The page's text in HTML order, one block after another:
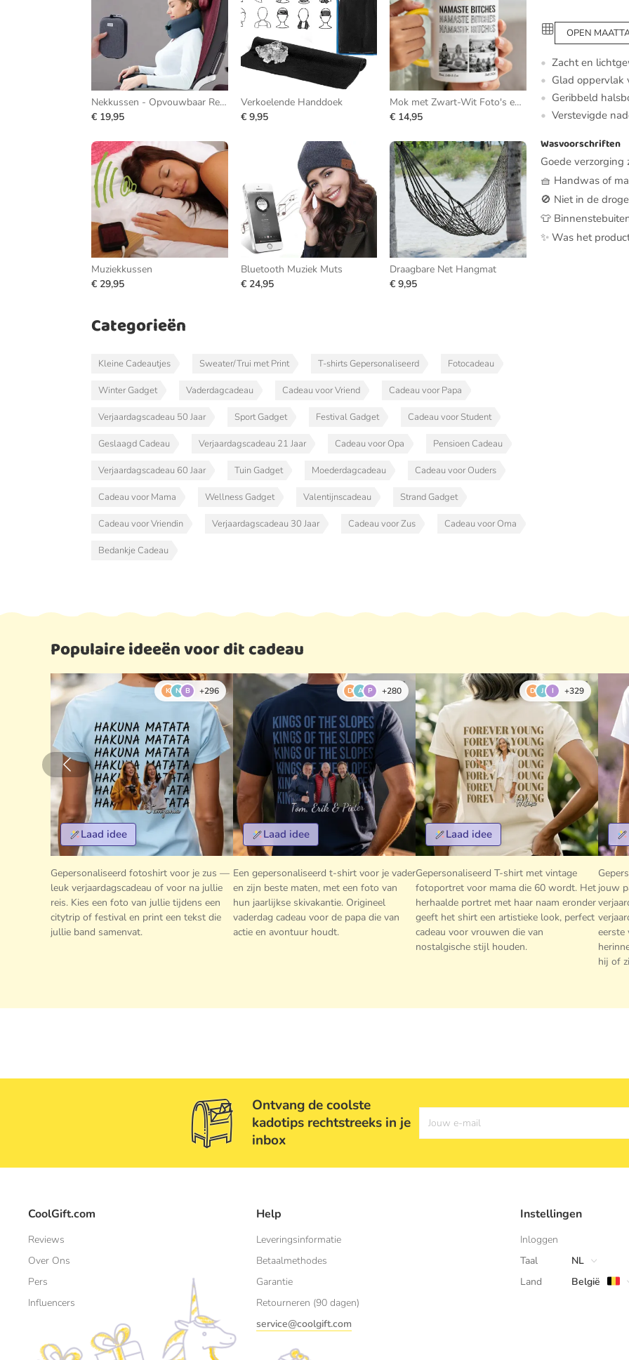
Nekkussen - Opvouwbaar Reiskussen
€ 19,95
Verkoelende Handdoek
€ 9,95
Mok met Zwart-Wit Foto's en Herhalende Tekst
€ 14,95
Muziekkussen
€ 29,95
Bluetooth Muziek Muts
€ 24,95
Draagbare Net Hangmat
€ 9,95
Categorieën
Kleine Cadeautjes Sweater/Trui met Print T-shirts Gepersonaliseerd Fotocadeau
Winter Gadget Vaderdagcadeau Cadeau voor Vriend Cadeau voor Papa
Verjaardagscadeau 50 Jaar Sport Gadget Festival Gadget Cadeau voor Student
Geslaagd Cadeau Verjaardagscadeau 21 Jaar Cadeau voor Opa Pensioen Cadeau
Verjaardagscadeau 60 Jaar Tuin Gadget Moederdagcadeau Cadeau voor Ouders
Cadeau voor Mama Wellness Gadget Valentijnscadeau Strand Gadget
Cadeau voor Vriendin Verjaardagscadeau 30 Jaar Cadeau voor Zus Cadeau voor Oma
Bedankje Cadeau
OPEN
Zacht en
Glad oppervlak
Geribbeld
Verstevigde
Wasvoorschriften
Goede
🧺 Handwas of
🚫 Niet in de
👕
✨ Was het
Populaire ideeën voor dit cadeau
K N B +296
Laad idee
Gepersonaliseerd fotoshirt voor je zus —
leuk verjaardagscadeau of voor na jullie
reis. Kies een foto van jullie tijdens een
citytrip of festival en print een tekst die
jullie band samenvat.
D A P +280
Laad idee
Een gepersonaliseerd t-shirt voor je vader
en zijn beste maten, met een foto van
hun jaarlijkse skivakantie. Origineel
vaderdag cadeau voor de papa die van
actie en avontuur houdt.
D J I +329
Laad idee
Gepersonaliseerd T-shirt met vintage
fotoportret voor mama die 60 wordt. Het
herhaalde portret met haar naam eronder
geeft het shirt een artistieke look, perfect
cadeau voor vrouwen die van
nostalgische stijl houden.
jouw
eerste
hij of
Ontvang de coolste
kadotips rechtstreeks in je
inbox
Jouw e-mail
CoolGift.com
Reviews
Over Ons
Pers
Influencers
Help
Leveringsinformatie
Betaalmethodes
Garantie
Retourneren (90 dagen)
service@coolgift.com
Instellingen
Inloggen
Taal
NL
Land
België